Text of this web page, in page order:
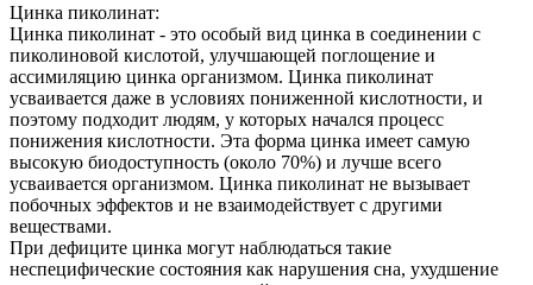
Цинка пиколинат:
Цинка пиколинат - это особый вид цинка в соединении с
пиколиновой кислотой, улучшающей поглощение и
ассимиляцию цинка организмом. Цинка пиколинат
усваивается даже в условиях пониженной кислотности, и
поэтому подходит людям, у которых начался процесс
понижения кислотности. Эта форма цинка имеет самую
высокую биодоступность (около 70%) и лучше всего
усваивается организмом. Цинка пиколинат не вызывает
побочных эффектов и не взаимодействует с другими
веществами.
При дефиците цинка могут наблюдаться такие
неспецифические состояния как нарушения сна, ухудшение